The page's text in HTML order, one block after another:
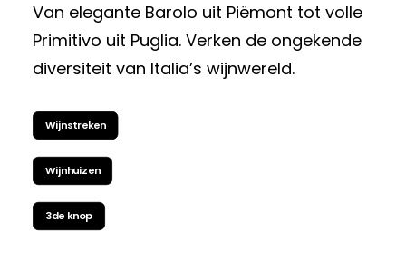
Van elegante Barolo uit Piëmont tot volle
Primitivo uit Puglia. Verken de ongekende
diversiteit van Italia’s wijnwereld.
Wijnstreken
Wijnhuizen
3de knop